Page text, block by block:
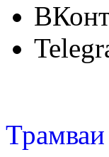
Трамваи